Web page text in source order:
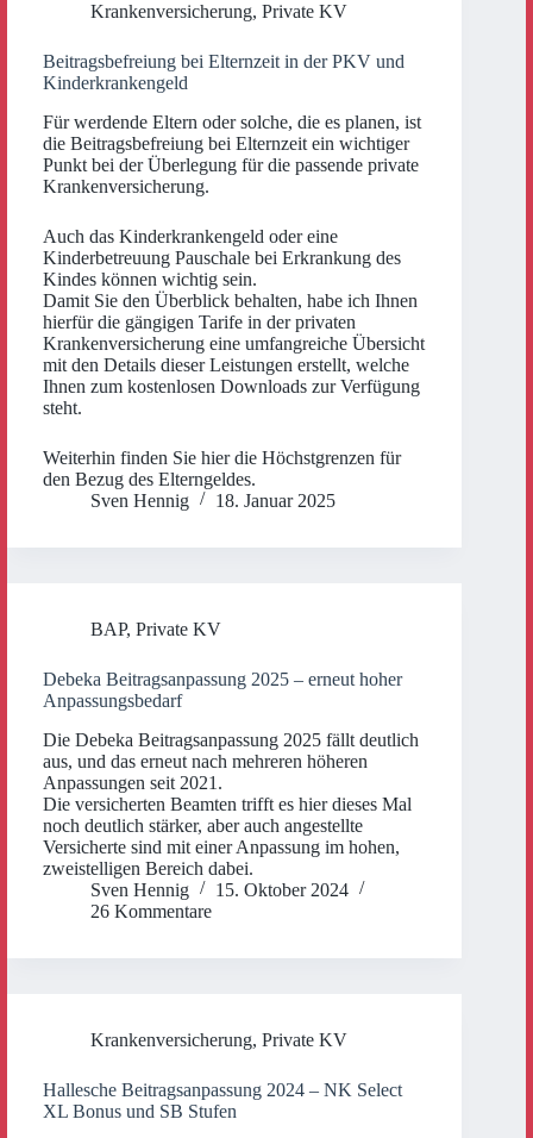
Krankenversicherung, Private KV
Beitragsbefreiung bei Elternzeit in der PKV und
Kinderkrankengeld
Für werdende Eltern oder solche, die es planen, ist
die Beitragsbefreiung bei Elternzeit ein wichtiger
Punkt bei der Überlegung für die passende private
Krankenversicherung.
Auch das Kinderkrankengeld oder eine
Kinderbetreuung Pauschale bei Erkrankung des
Kindes können wichtig sein.
Damit Sie den Überblick behalten, habe ich Ihnen
hierfür die gängigen Tarife in der privaten
Krankenversicherung eine umfangreiche Übersicht
mit den Details dieser Leistungen erstellt, welche
Ihnen zum kostenlosen Downloads zur Verfügung
steht.
Weiterhin finden Sie hier die Höchstgrenzen für
den Bezug des Elterngeldes.
Sven Hennig
18. Januar 2025
BAP, Private KV
Debeka Beitragsanpassung 2025 – erneut hoher
Anpassungsbedarf
Die Debeka Beitragsanpassung 2025 fällt deutlich
aus, und das erneut nach mehreren höheren
Anpassungen seit 2021.
Die versicherten Beamten trifft es hier dieses Mal
noch deutlich stärker, aber auch angestellte
Versicherte sind mit einer Anpassung im hohen,
zweistelligen Bereich dabei.
Sven Hennig
15. Oktober 2024
26 Kommentare
Krankenversicherung, Private KV
Hallesche Beitragsanpassung 2024 – NK Select
XL Bonus und SB Stufen